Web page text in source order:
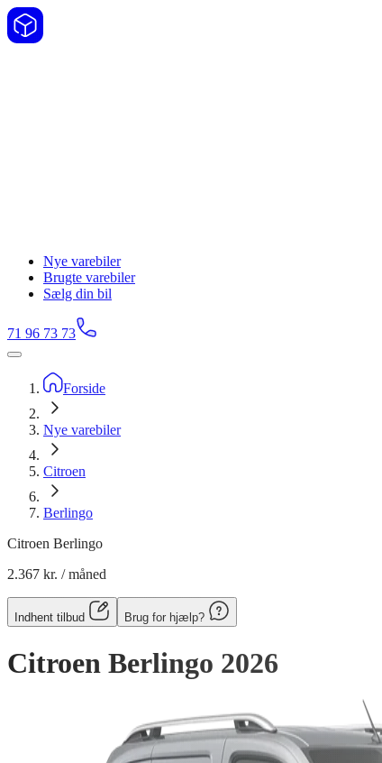
Nye varebiler
Brugte varebiler
Sælg din bil
71 96 73 73
Forside
Nye varebiler
Citroen
Berlingo
Citroen Berlingo
2.367 kr. / måned
Indhent tilbud Brug for hjælp?
Citroen Berlingo 2026